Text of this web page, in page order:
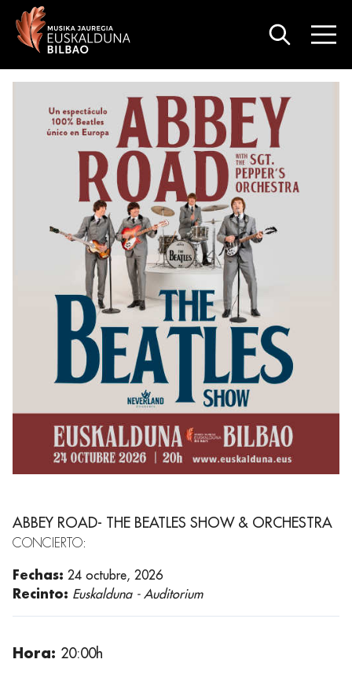
ABBEY ROAD- THE BEATLES SHOW & ORCHESTRA
CONCIERTO:
Fechas: 24 octubre, 2026
Recinto: Euskalduna - Auditorium
Hora: 20:00h